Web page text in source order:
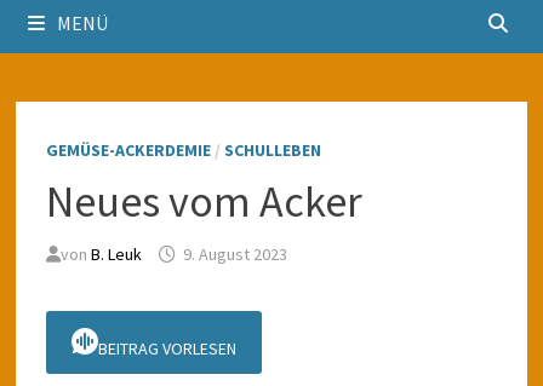
MENÜ
GEMÜSE-ACKERDEMIE/ SCHULLEBEN
Neues vom Acker
von B. Leuk 9. August 2023
BEITRAG VORLESEN